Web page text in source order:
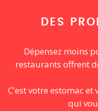
DES
Dépensez moins
restaurants offrent
C'est votre estomac
qui